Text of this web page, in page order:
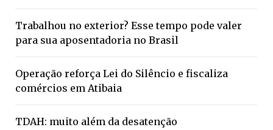
Trabalhou no exterior? Esse tempo pode valer
para sua aposentadoria no Brasil
Operação reforça Lei do Silêncio e fiscaliza
comércios em Atibaia
TDAH: muito além da desatenção